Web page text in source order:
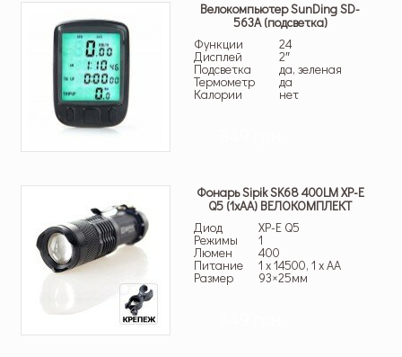
Велокомпьютер SunDing SD-
563A (подсветка)
Функции
24
Дисплей 2″
Подсветка да, зеленая
Термометр да
Калории нет
Фонарь Sipik SK68 400LM XP-E
Q5 (1хАА) ВЕЛОКОМПЛЕКТ
Диод
XP-E Q5
Режимы 1
Люмен 400
Питание 1 x 14500, 1 x AA
Размер 93×25мм